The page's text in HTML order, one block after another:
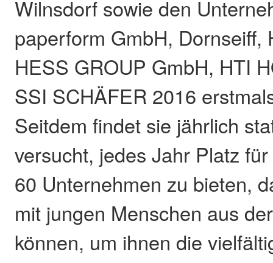
Wilnsdorf sowie den
paperform GmbH, Dornseiff,
HESS GROUP GmbH, HTI
SSI SCHÄFER 2016
Seitdem findet sie jährlich
versucht, jedes Jahr Platz
60 Unternehmen zu bieten,
mit jungen Menschen aus
können, um ihnen die